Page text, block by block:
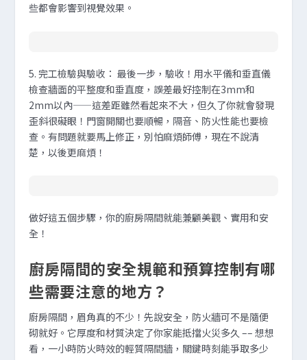
些都會影響到視覺效果。
5.完工檢驗與驗收 ： 最後一步，驗收！用水平儀和垂直儀
檢查牆面的平整度和垂直度，誤差最好控制在3mm和
2mm以內——這差距雖然看起來不大，但久了你就會發現
歪斜很礙眼！門窗開關也要順暢，隔音、防火性能也要檢
查。有問題就要馬上修正，別怕麻煩師傅，現在不說清
楚，以後更麻煩！
做好這五個步驟，你的廚房隔間就能兼顧美觀、實用和安
全！
廚房隔間的安全規範和預算控制有哪
些需要注意的地方？
廚房隔間，眉角真的不少！先說安全，防火牆可不是隨便
砌就好。它厚度和材質決定了你家能抵擋火災多久 –– 想想
看，一小時防火時效的輕質隔間牆，關鍵時刻能爭取多少